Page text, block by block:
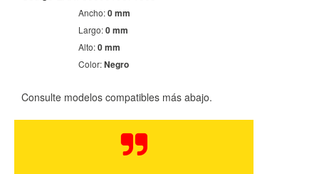
Ancho:0 mm
Largo:0 mm
Alto:0 mm
Color:Negro
Consulte modelos compatibles más abajo.
CONFIGURACIÓN DE COOKIES
HABILITAR TODO
Cookies necesarias
Estas cookies son necesarias para que el sitio web
funcione y no se pueden desactivar en nuestros sistemas.
Puede configurar su navegador para bloquear o alertar
sobre estas cookies, pero alguna áreas del sitio no